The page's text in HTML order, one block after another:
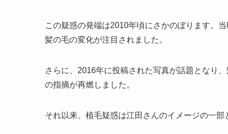
この疑惑の発端は2010年頃にさかのぼります。
髪の毛の変化が注目されました。
さらに、2016年に投稿された写真が話題となり
の指摘が再燃しました。
それ以来、植毛疑惑は江田さんのイメージの一部